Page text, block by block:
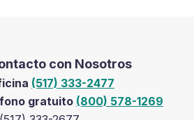
con Nosotros
(517) 333-2477
gratuito (800) 578-1269